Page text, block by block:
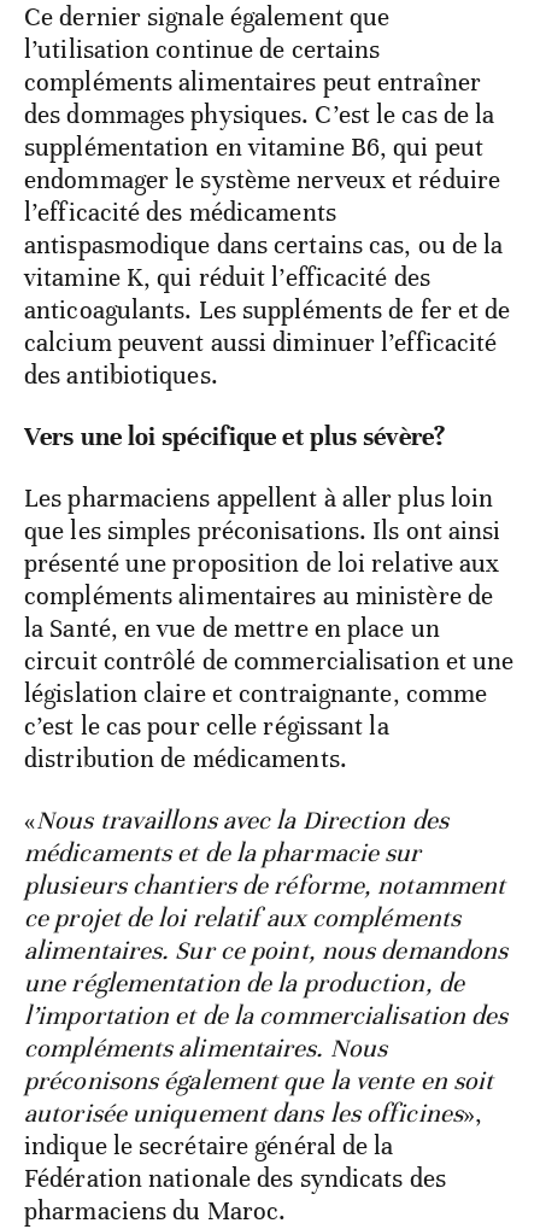
Ce dernier signale également que
l’utilisation continue de certains
compléments alimentaires peut entraîner
des dommages physiques. C’est le cas de la
supplémentation en vitamine B6, qui peut
endommager le système nerveux et réduire
l’efficacité des médicaments
antispasmodique dans certains cas, ou de la
vitamine K, qui réduit l’efficacité des
anticoagulants. Les suppléments de fer et de
calcium peuvent aussi diminuer l’efficacité
des antibiotiques.
Vers une loi spécifique et plus sévère?
Les pharmaciens appellent à aller plus loin
que les simples préconisations. Ils ont ainsi
présenté une proposition de loi relative aux
compléments alimentaires au ministère de
la Santé, en vue de mettre en place un
circuit contrôlé de commercialisation et une
législation claire et contraignante, comme
c’est le cas pour celle régissant la
distribution de médicaments.
«Nous travaillons avec la Direction des
médicaments et de la pharmacie sur
plusieurs chantiers de réforme, notamment
ce projet de loi relatif aux compléments
alimentaires. Sur ce point, nous demandons
une réglementation de la production, de
l’importation et de la commercialisation des
compléments alimentaires. Nous
préconisons également que la vente en soit
autorisée uniquement dans les officines»,
indique le secrétaire général de la
Fédération nationale des syndicats des
pharmaciens du Maroc.